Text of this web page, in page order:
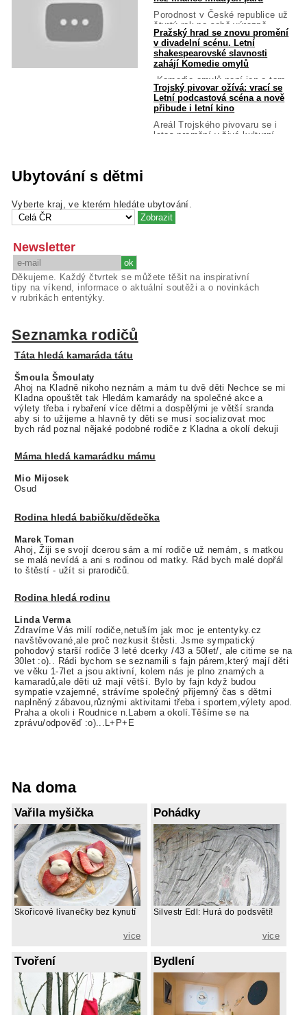
Porodnost v České republice už
čtvrtý rok po sobě výrazně...
Pražský hrad se znovu promění
v divadelní scénu. Letní
shakespearovské slavnosti
zahájí Komedie omylů
„Komedie omylů není jen o tom,
že si lidé pletou...
Trojský pivovar ožívá: vrací se
Letní podcastová scéna a nově
přibude i letní kino
Areál Trojského pivovaru se i
letos promění v živé kulturní...
Ubytování s dětmi
Vyberte kraj, ve kterém hledáte ubytování.
Newsletter
Děkujeme. Každý čtvrtek se můžete těšit na inspirativní
tipy na víkend, informace o aktuální soutěži a o novinkách
v rubrikách ententýky.
Seznamka rodičů
Táta hledá kamaráda tátu
Šmoula Šmoulaty
Ahoj na Kladně nikoho neznám a mám tu dvě děti Nechce se mi
Kladna opouštět tak Hledám kamarády na společné akce a
výlety třeba i rybaření více dětmi a dospělými je větší sranda
aby si to užijeme a hlavně ty děti se musí socializovat moc
bych rád poznal nějaké podobné rodiče z Kladna a okolí dekuji
Máma hledá kamarádku mámu
Mio Mijosek
Osud
Rodina hledá babičku/dědečka
Marek Toman
Ahoj, Žiji se svojí dcerou sám a mí rodiče už nemám, s matkou
se malá nevídá a ani s rodinou od matky. Rád bych malé dopřál
to štěstí - užít si prarodičů.
Rodina hledá rodinu
Linda Verma
Zdravíme Vás milí rodiče,netuším jak moc je ententyky.cz
navštěvované,ale proč nezkusit štěsti. Jsme sympatický
pohodový starší rodiče 3 leté dcerky /43 a 50let/, ale citime se na
30let :o).. Rádi bychom se seznamili s fajn párem,který mají děti
ve věku 1-7let a jsou aktivní, kolem nás je plno znamých a
kamaradů,ale děti už mají větší. Bylo by fajn když budou
sympatie vzajemné, strávíme společný přijemný čas s dětmi
naplněný zábavou,různými aktivitami třeba i sportem,výlety apod.
Praha a okoli i Roudnice n.Labem a okolí.Těšíme se na
zprávu/odpověď :o)...L+P+E
Na doma
Vařila myšička
Skořicové lívanečky bez kynutí
vice
Pohádky
Silvestr Edl: Hurá do podsvětí!
vice
Tvoření Bydlení